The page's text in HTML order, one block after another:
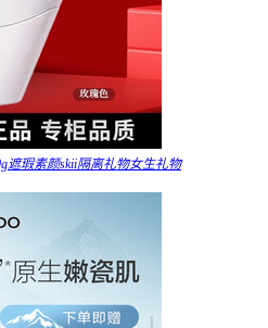
遮瑕素颜skii隔离礼物女生礼物